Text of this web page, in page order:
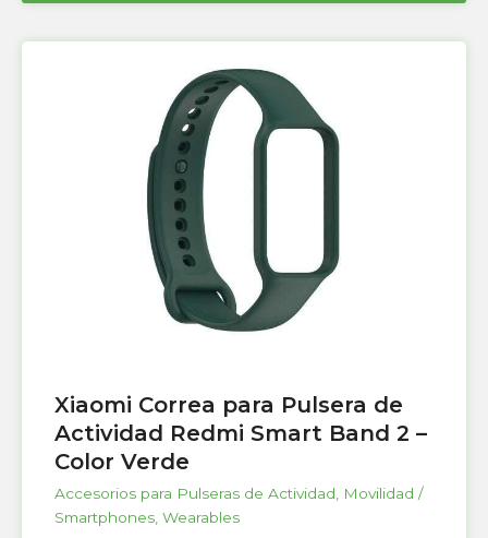
Xiaomi Correa para Pulsera de
Actividad Redmi Smart Band 2 –
Color Verde
Accesorios para Pulseras de Actividad, Movilidad /
Smartphones, Wearables